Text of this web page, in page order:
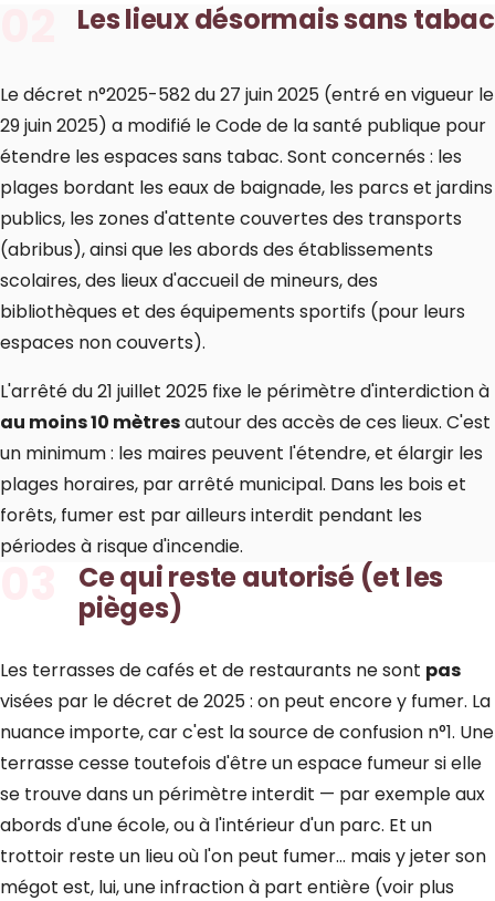
Les lieux désormais sans tabac
Le décret n°2025-582 du 27 juin 2025 (entré en vigueur le
29 juin 2025) a modifié le Code de la santé publique pour
étendre les espaces sans tabac. Sont concernés : les
plages bordant les eaux de baignade, les parcs et jardins
publics, les zones d'attente couvertes des transports
(abribus), ainsi que les abords des établissements
scolaires, des lieux d'accueil de mineurs, des
bibliothèques et des équipements sportifs (pour leurs
espaces non couverts).
L'arrêté du 21 juillet 2025 fixe le périmètre d'interdiction à
au moins 10 mètresautour des accès de ces lieux. C'est
un minimum : les maires peuvent l'étendre, et élargir les
plages horaires, par arrêté municipal. Dans les bois et
forêts, fumer est par ailleurs interdit pendant les
périodes à risque d'incendie.
Ce qui reste autorisé (et les
pièges)
Les terrasses de cafés et de restaurants ne sont pas
visées par le décret de 2025 : on peut encore y fumer. La
nuance importe, car c'est la source de confusion n°1. Une
terrasse cesse toutefois d'être un espace fumeur si elle
se trouve dans un périmètre interdit — par exemple aux
abords d'une école, ou à l'intérieur d'un parc. Et un
trottoir reste un lieu où l'on peut fumer… mais y jeter son
mégot est, lui, une infraction à part entière (voir plus